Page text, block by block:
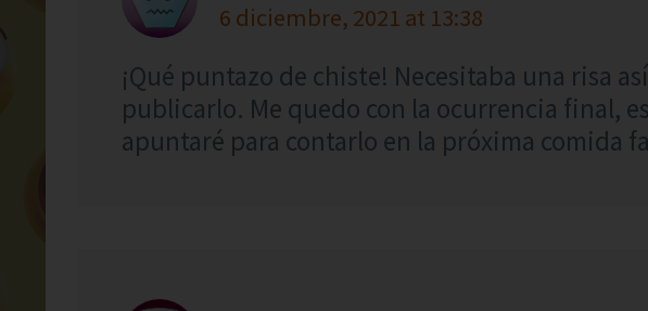
6 diciembre, 2021 at 13:38
¡Qué puntazo de chiste! Necesitaba una risa
publicarlo. Me quedo con la ocurrencia final,
apuntaré para contarlo en la próxima comida